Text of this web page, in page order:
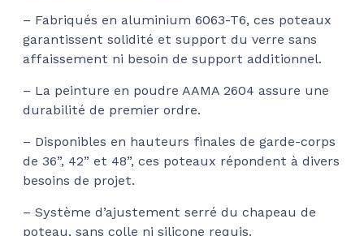
– Fabriqués en aluminium 6063-T6, ces poteaux
garantissent solidité et support du verre sans
affaissement ni besoin de support additionnel.
– La peinture en poudre AAMA 2604 assure une
durabilité de premier ordre.
– Disponibles en hauteurs finales de garde-corps
de 36”, 42” et 48”, ces poteaux répondent à divers
besoins de projet.
– Système d’ajustement serré du chapeau de
poteau, sans colle ni silicone requis.